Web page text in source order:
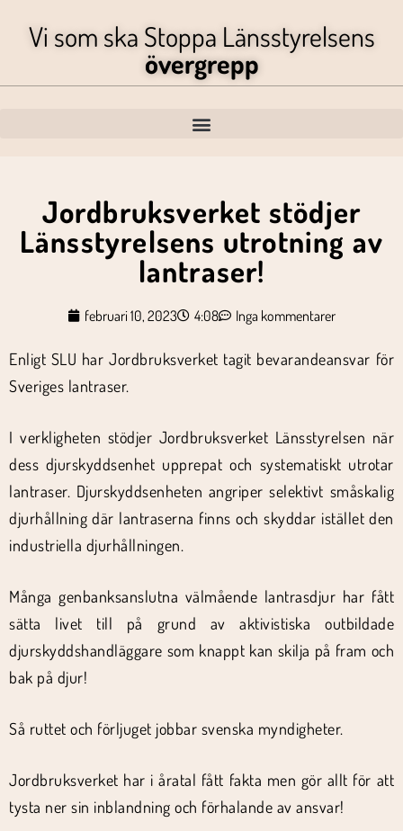
Vi som ska Stoppa Länsstyrelsens
övergrepp
Jordbruksverket stödjer
Länsstyrelsens utrotning av
lantraser!
februari 10, 2023 4:08 Inga kommentarer
Enligt SLU har Jordbruksverket tagit bevarandeansvar för
Sveriges lantraser.
I verkligheten stödjer Jordbruksverket Länsstyrelsen när
dess djurskyddsenhet upprepat och systematiskt utrotar
lantraser. Djurskyddsenheten angriper selektivt småskalig
djurhållning där lantraserna finns och skyddar istället den
industriella djurhållningen.
Många genbanksanslutna välmående lantrasdjur har fått
sätta livet till på grund av aktivistiska outbildade
djurskyddshandläggare som knappt kan skilja på fram och
bak på djur!
Så ruttet och förljuget jobbar svenska myndigheter.
Jordbruksverket har i åratal fått fakta men gör allt för att
tysta ner sin inblandning och förhalande av ansvar!